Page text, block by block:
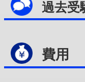
過去受
費用